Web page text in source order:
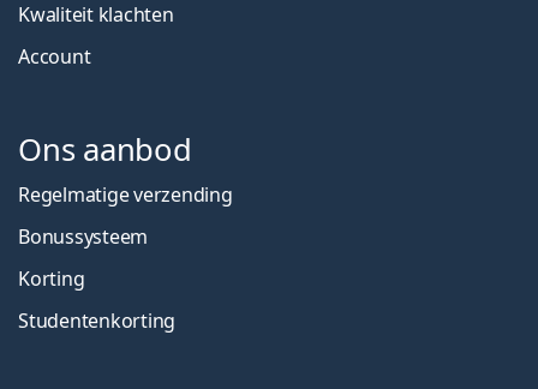
Kwaliteit klachten
Account
Ons aanbod
Regelmatige verzending
Bonussysteem
Korting
Studentenkorting